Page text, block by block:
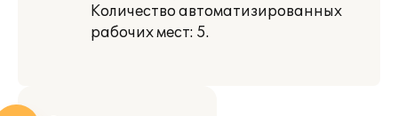
Количество автоматизированных
рабочих мест: 5.